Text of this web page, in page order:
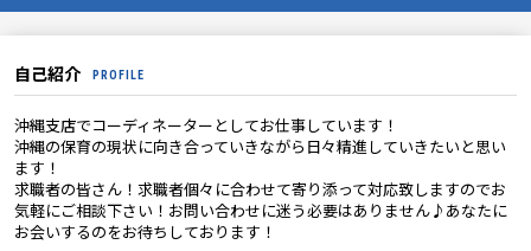
自己紹介 PROFILE
沖縄支店でコーディネーターとしてお仕事しています！
沖縄の保育の現状に向き合っていきながら日々精進していきたいと思い
ます！
求職者の皆さん！求職者個々に合わせて寄り添って対応致しますのでお
気軽にご相談下さい！お問い合わせに迷う必要はありません♪あなたに
お会いするのをお待ちしております！